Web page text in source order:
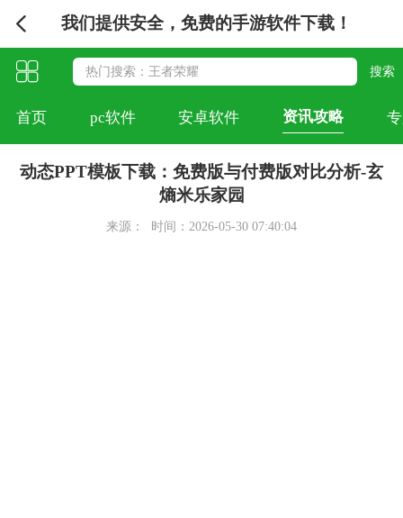
我们提供安全，免费的手游软件下载！
首页 pc软件 安卓软件 资讯攻略
动态PPT模板下载：免费版与付费版对比分析-玄
熵米乐家园
来源： 时间：2026-05-30 07:40:04